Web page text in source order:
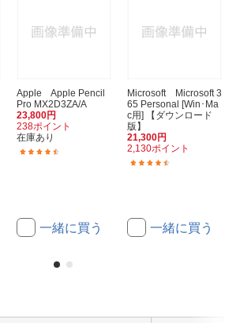
Apple Apple Pencil
Pro MX2D3ZA/A
23,800円
238ポイント
在庫あり
一緒に買う
Microsoft Microsoft 3
65 Personal [Win･Ma
c用] 【ダウンロード
版】
21,300円
2,130ポイント
一緒に買う